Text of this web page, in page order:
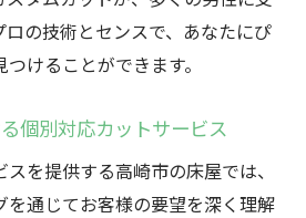
の技術とセンスで、あなたにぴ
けることができます。
個別対応カットサービス
を提供する高崎市の床屋では、
を通じてお客様の要望を深く理解